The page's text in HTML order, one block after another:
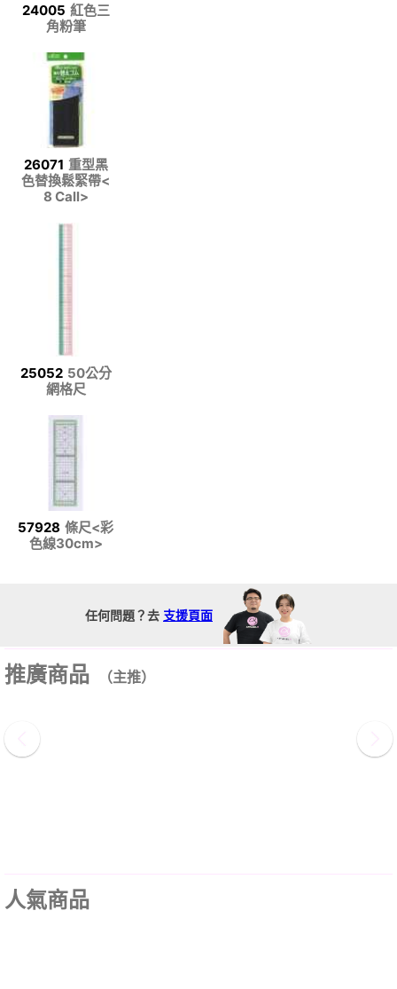
24005 紅色三
角粉筆
26071 重型黑
色替換鬆緊帶<
8 Call>
25052 50公分
網格尺
57928 條尺<彩
色線30cm>
任何問題？去 支援頁面
推廣商品 （主推）
人氣商品